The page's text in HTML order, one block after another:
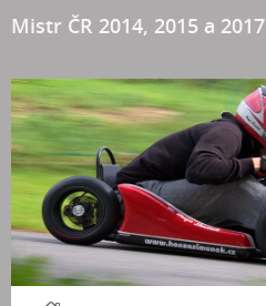
Mistr ČR 2014, 2015 a 2017